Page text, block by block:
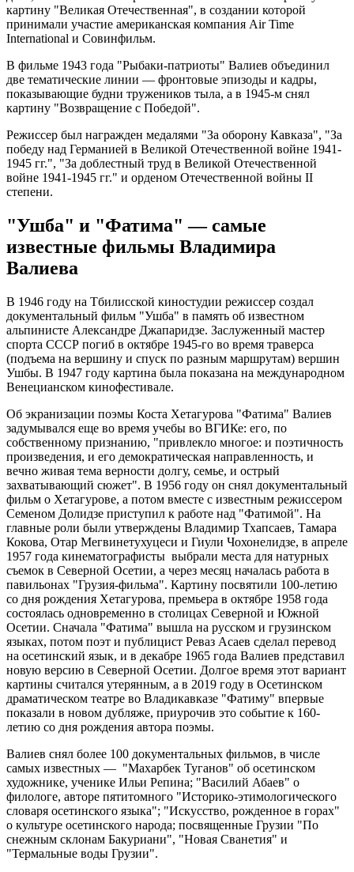
картину "Великая Отечественная", в создании которой
принимали участие американская компания Air Time
International и Совинфильм.
В фильме 1943 года "Рыбаки-патриоты" Валиев объединил
две тематические линии — фронтовые эпизоды и кадры,
показывающие будни тружеников тыла, а в 1945-м снял
картину "Возвращение с Победой".
Режиссер был награжден медалями "За оборону Кавказа", "За
победу над Германией в Великой Отечественной войне 1941-
1945 гг.", "За доблестный труд в Великой Отечественной
войне 1941-1945 гг." и орденом Отечественной войны II
степени.
"Ушба" и "Фатима" — самые
известные фильмы Владимира
Валиева
В 1946 году на Тбилисской киностудии режиссер создал
документальный фильм "Ушба" в память об известном
альпинисте Александре Джапаридзе. Заслуженный мастер
спорта СССР погиб в октябре 1945-го во время траверса
(подъема на вершину и спуск по разным маршрутам) вершин
Ушбы. В 1947 году картина была показана на международном
Венецианском кинофестивале.
Об экранизации поэмы Коста Хетагурова "Фатима" Валиев
задумывался еще во время учебы во ВГИКе: его, по
собственному признанию, "привлекло многое: и поэтичность
произведения, и его демократическая направленность, и
вечно живая тема верности долгу, семье, и острый
захватывающий сюжет". В 1956 году он снял документальный
фильм о Хетагурове, а потом вместе с известным режиссером
Семеном Долидзе приступил к работе над "Фатимой". На
главные роли были утверждены Владимир Тхапсаев, Тамара
Кокова, Отар Мегвинетухуцеси и Гиули Чохонелидзе, в апреле
1957 года кинематографисты выбрали места для натурных
съемок в Северной Осетии, а через месяц началась работа в
павильонах "Грузия-фильма". Картину посвятили 100-летию
со дня рождения Хетагурова, премьера в октябре 1958 года
состоялась одновременно в столицах Северной и Южной
Осетии. Сначала "Фатима" вышла на русском и грузинском
языках, потом поэт и публицист Реваз Асаев сделал перевод
на осетинский язык, и в декабре 1965 года Валиев представил
новую версию в Северной Осетии. Долгое время этот вариант
картины считался утерянным, а в 2019 году в Осетинском
драматическом театре во Владикавказе "Фатиму" впервые
показали в новом дубляже, приурочив это событие к 160-
летию со дня рождения автора поэмы.
Валиев снял более 100 документальных фильмов, в числе
самых известных — "Махарбек Туганов" об осетинском
художнике, ученике Ильи Репина; "Василий Абаев" о
филологе, авторе пятитомного "Историко-этимологического
словаря осетинского языка"; "Искусство, рожденное в горах"
о культуре осетинского народа; посвященные Грузии "По
снежным склонам Бакуриани", "Новая Сванетия" и
"Термальные воды Грузии".